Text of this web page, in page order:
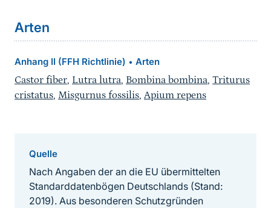
Arten
Anhang II (FFH Richtlinie) • Arten
Castor fiber, Lutra lutra, Bombina bombina, Triturus
cristatus, Misgurnus fossilis, Apium repens
Quelle
Nach Angaben der an die EU übermittelten
Standarddatenbögen Deutschlands (Stand:
2019). Aus besonderen Schutzgründen